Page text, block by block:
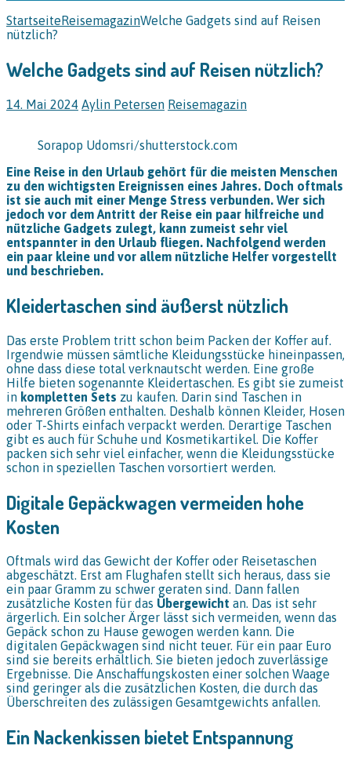
StartseiteReisemagazinWelche Gadgets sind auf Reisen
nützlich?
Welche Gadgets sind auf Reisen nützlich?
14. Mai 2024 Aylin Petersen Reisemagazin
Sorapop Udomsri/shutterstock.com
Eine Reise in den Urlaub gehört für die meisten Menschen
zu den wichtigsten Ereignissen eines Jahres. Doch oftmals
ist sie auch mit einer Menge Stress verbunden. Wer sich
jedoch vor dem Antritt der Reise ein paar hilfreiche und
nützliche Gadgets zulegt, kann zumeist sehr viel
entspannter in den Urlaub fliegen. Nachfolgend werden
ein paar kleine und vor allem nützliche Helfer vorgestellt
und beschrieben.
Kleidertaschen sind äußerst nützlich
Das erste Problem tritt schon beim Packen der Koffer auf.
Irgendwie müssen sämtliche Kleidungsstücke hineinpassen,
ohne dass diese total verknautscht werden. Eine große
Hilfe bieten sogenannte Kleidertaschen. Es gibt sie zumeist
in kompletten Sets zu kaufen. Darin sind Taschen in
mehreren Größen enthalten. Deshalb können Kleider, Hosen
oder T-Shirts einfach verpackt werden. Derartige Taschen
gibt es auch für Schuhe und Kosmetikartikel. Die Koffer
packen sich sehr viel einfacher, wenn die Kleidungsstücke
schon in speziellen Taschen vorsortiert werden.
Digitale Gepäckwagen vermeiden hohe
Kosten
Oftmals wird das Gewicht der Koffer oder Reisetaschen
abgeschätzt. Erst am Flughafen stellt sich heraus, dass sie
ein paar Gramm zu schwer geraten sind. Dann fallen
zusätzliche Kosten für das Übergewicht an. Das ist sehr
ärgerlich. Ein solcher Ärger lässt sich vermeiden, wenn das
Gepäck schon zu Hause gewogen werden kann. Die
digitalen Gepäckwagen sind nicht teuer. Für ein paar Euro
sind sie bereits erhältlich. Sie bieten jedoch zuverlässige
Ergebnisse. Die Anschaffungskosten einer solchen Waage
sind geringer als die zusätzlichen Kosten, die durch das
Überschreiten des zulässigen Gesamtgewichts anfallen.
Ein Nackenkissen bietet Entspannung